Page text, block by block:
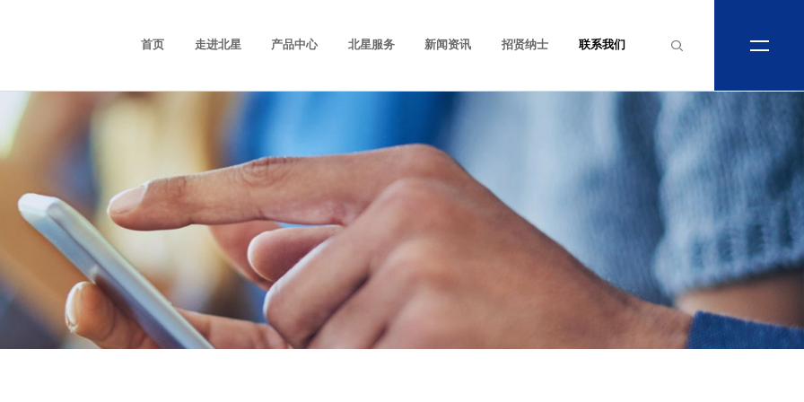
首页 走进北星 产品中心 北星服务 新闻资讯 招贤纳士 联系我们